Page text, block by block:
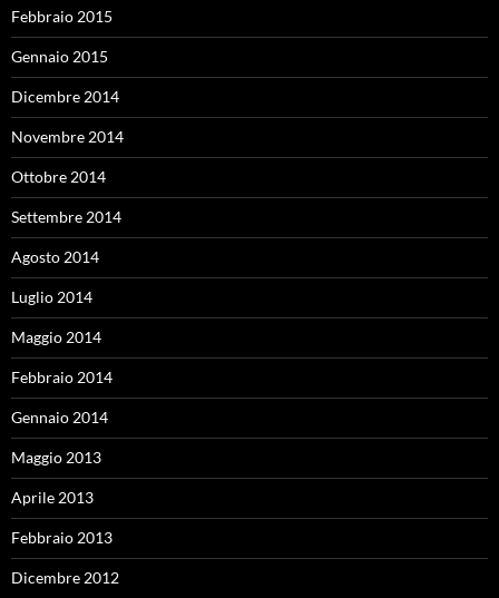
Febbraio 2015
Gennaio 2015
Dicembre 2014
Novembre 2014
Ottobre 2014
Settembre 2014
Agosto 2014
Luglio 2014
Maggio 2014
Febbraio 2014
Gennaio 2014
Maggio 2013
Aprile 2013
Febbraio 2013
Dicembre 2012